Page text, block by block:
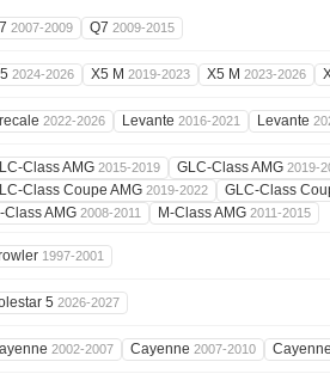
2007-2009 Q7 2009-2015
2024-2026 X5 M 2019-2023 X5 M 2023-2026
2022-2026 Levante 2016-2021 Levante
Class AMG 2015-2019 GLC-Class AMG 2019-
Class Coupe AMG 2019-2022
GLC-Class
Class AMG 2008-2011 M-Class AMG 2011-2015
1997-2001
5 2026-2027
2002-2007 Cayenne 2007-2010